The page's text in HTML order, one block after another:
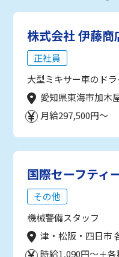
株式会社 伊藤商
正社員
大型ミキサー車のドラ
愛知県東海市加木
月給297,500円～
国際セーフティ
その他
機械警備スタッフ
津・松阪・四日市
時給1,090円～＋各